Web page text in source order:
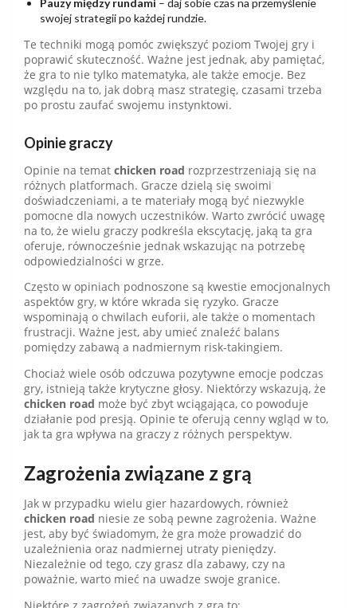
Pauzy między rundami – daj sobie czas na przemyślenie
swojej strategii po każdej rundzie.
Te techniki mogą pomóc zwiększyć poziom Twojej gry i
poprawić skuteczność. Ważne jest jednak, aby pamiętać,
że gra to nie tylko matematyka, ale także emocje. Bez
względu na to, jak dobrą masz strategię, czasami trzeba
po prostu zaufać swojemu instynktowi.
Opinie graczy
Opinie na temat chicken road rozprzestrzeniają się na
różnych platformach. Gracze dzielą się swoimi
doświadczeniami, a te materiały mogą być niezwykle
pomocne dla nowych uczestników. Warto zwrócić uwagę
na to, że wielu graczy podkreśla ekscytację, jaką ta gra
oferuje, równocześnie jednak wskazując na potrzebę
odpowiedzialności w grze.
Często w opiniach podnoszone są kwestie emocjonalnych
aspektów gry, w które wkrada się ryzyko. Gracze
wspominają o chwilach euforii, ale także o momentach
frustracji. Ważne jest, aby umieć znaleźć balans
pomiędzy zabawą a nadmiernym risk-takingiem.
Chociaż wiele osób odczuwa pozytywne emocje podczas
gry, istnieją także krytyczne głosy. Niektórzy wskazują, że
chicken road może być zbyt wciągająca, co powoduje
działanie pod presją. Opinie te oferują cenny wgląd w to,
jak ta gra wpływa na graczy z różnych perspektyw.
Zagrożenia związane z grą
Jak w przypadku wielu gier hazardowych, również
chicken road niesie ze sobą pewne zagrożenia. Ważne
jest, aby być świadomym, że gra może prowadzić do
uzależnienia oraz nadmiernej utraty pieniędzy.
Niezależnie od tego, czy grasz dla zabawy, czy na
poważnie, warto mieć na uwadze swoje granice.